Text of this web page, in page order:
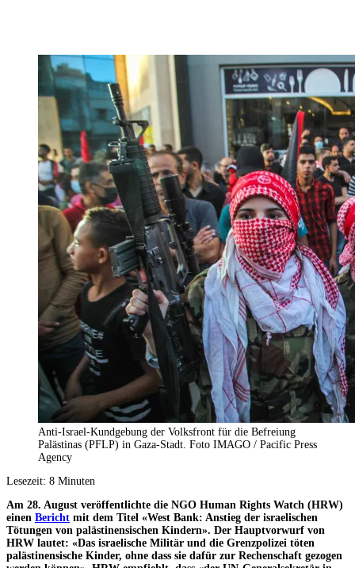
Anti-Israel-Kundgebung der Volksfront für die Befreiung
Palästinas (PFLP) in Gaza-Stadt. Foto IMAGO / Pacific Press
Agency
Lesezeit: 8 Minuten
Am 28. August veröffentlichte die NGO Human Rights Watch (HRW)
einen Bericht mit dem Titel «West Bank: Anstieg der israelischen
Tötungen von palästinensischen Kindern». Der Hauptvorwurf von
HRW lautet: «Das israelische Militär und die Grenzpolizei töten
palästinensische Kinder, ohne dass sie dafür zur Rechenschaft gezogen